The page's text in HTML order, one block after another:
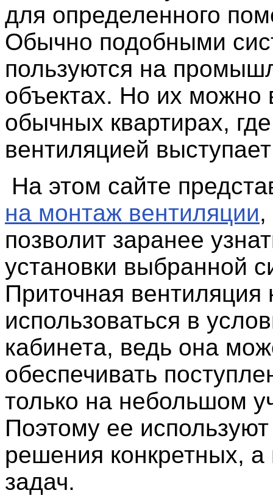
для определенного
Обычно подобными
пользуются на
объектах. Но их можно
обычных квартирах,
вентиляцией
На этом сайте
на монтаж вентиляции,
позволит заранее
установки выбранной
Приточная вентиляция
использоваться в
кабинета, ведь она
обеспечивать
только на небольшом
Поэтому ее
решения конкретных,
задач.